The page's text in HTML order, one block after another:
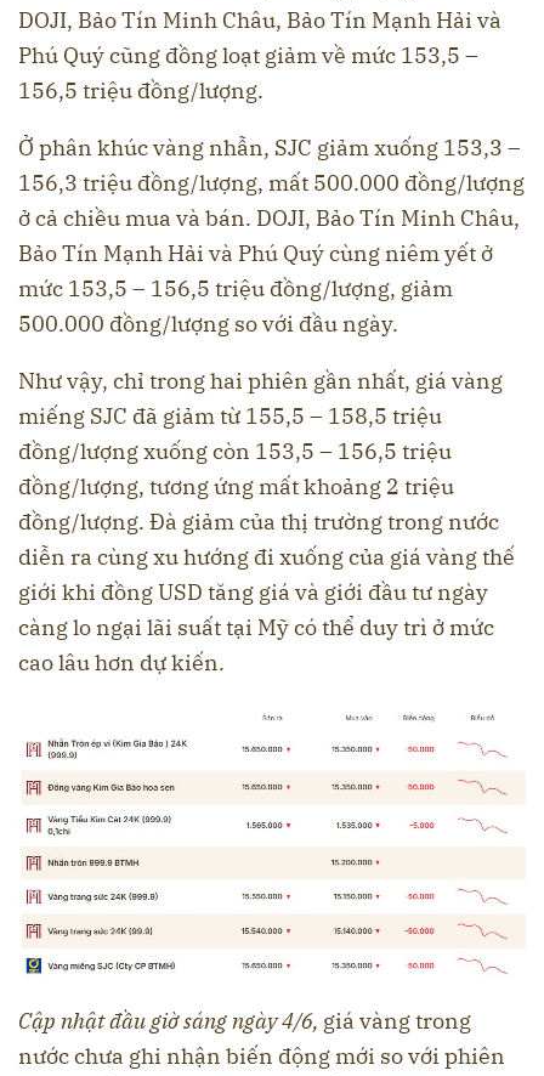
DOJI, Bảo Tín Minh Châu, Bảo Tín Mạnh Hải và
Phú Quý cũng đồng loạt giảm về mức 153,5 –
156,5 triệu đồng/lượng.
Ở phân khúc vàng nhẫn, SJC giảm xuống 153,3 –
156,3 triệu đồng/lượng, mất 500.000 đồng/lượng
ở cả chiều mua và bán. DOJI, Bảo Tín Minh Châu,
Bảo Tín Mạnh Hải và Phú Quý cùng niêm yết ở
mức 153,5 – 156,5 triệu đồng/lượng, giảm
500.000 đồng/lượng so với đầu ngày.
Như vậy, chỉ trong hai phiên gần nhất, giá vàng
miếng SJC đã giảm từ 155,5 – 158,5 triệu
đồng/lượng xuống còn 153,5 – 156,5 triệu
đồng/lượng, tương ứng mất khoảng 2 triệu
đồng/lượng. Đà giảm của thị trường trong nước
diễn ra cùng xu hướng đi xuống của giá vàng thế
giới khi đồng USD tăng giá và giới đầu tư ngày
càng lo ngại lãi suất tại Mỹ có thể duy trì ở mức
cao lâu hơn dự kiến.
Cập nhật đầu giờ sáng ngày 4/6, giá vàng trong
nước chưa ghi nhận biến động mới so với phiên